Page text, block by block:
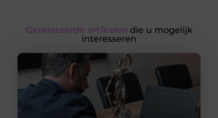
Gerelateerde artikelen die u mogelijk
interesseren